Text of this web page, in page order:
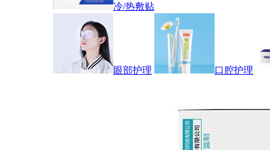
冷/热敷贴
眼部护理 口腔护理